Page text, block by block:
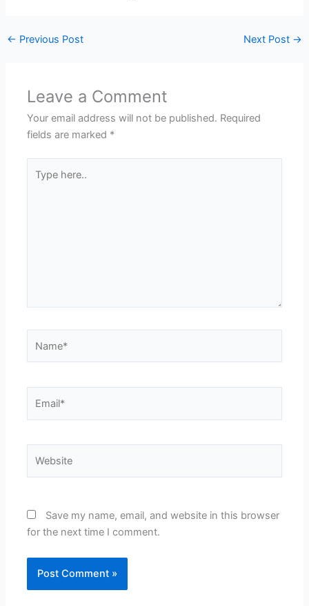
← Previous Post Next Post →
Leave a Comment
Your email address will not be published. Required
fields are marked *
here..
Save my name, email, and website in this browser
for the next time I comment.